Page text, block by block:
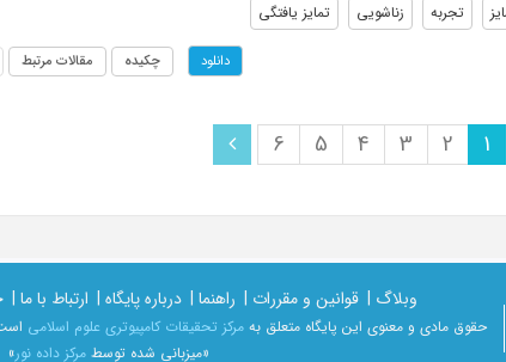
تجربه زناشویی تمایز یافتگی
دانلود چکیده مقالات مرتبط
1
2
3
4
5
6
وبلاگ | قوانین و مقررات | راهنما | درباره پایگاه | ارتباط با ما |
حقوق مادی و معنوی اين پايگاه متعلق بهمرکز تحقیقات کامپیوتری علوم اسلامی
«میزبانی شده توسط مرکز داده نور»